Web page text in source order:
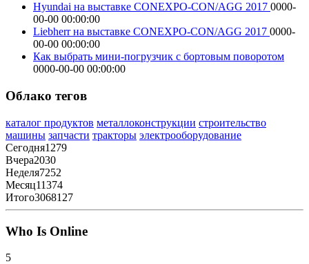
Hyundai на выставке CONEXPO-CON/AGG 2017 0000-
00-00 00:00:00
Liebherr на выставке CONEXPO-CON/AGG 2017 0000-
00-00 00:00:00
Как выбрать мини-погрузчик с бортовым поворотом
0000-00-00 00:00:00
Облако тегов
каталог продуктов металлоконструкции строительство
машины запчасти тракторы электрооборудование
Сегодня1279
Вчера2030
Неделя7252
Месяц11374
Итого3068127
Who Is Online
5